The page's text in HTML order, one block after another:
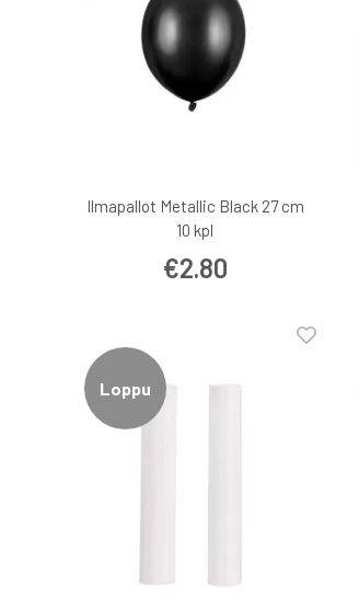
Ilmapallot Metallic Black 27 cm
10 kpl
€2.80
Loppu